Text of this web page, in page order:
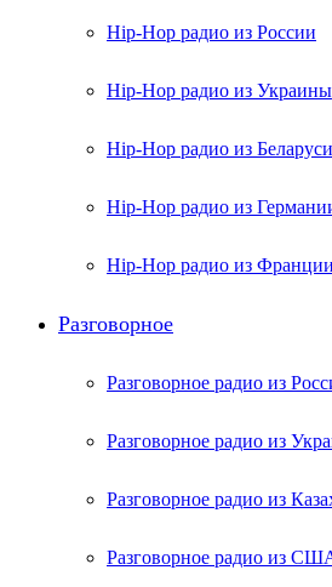
Hip-Hop радио из России
Hip-Hop радио из Украины
Hip-Hop радио из Беларуси
Hip-Hop радио из
Hip-Hop радио из Франции
Разговорное
Разговорное радио из
Разговорное радио из
Разговорное радио из
Разговорное радио из